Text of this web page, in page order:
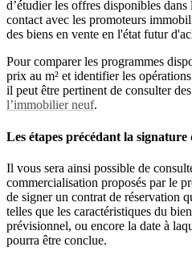
d’étudier les offres disponibles
contact avec les promoteurs
des biens en vente en l'état futur
Pour comparer les programmes
prix au m² et identifier les
il peut être pertinent de consulter des
l’immobilier neuf.
Les étapes précédant la
Il vous sera ainsi possible de
commercialisation proposés par le
de signer un contrat de réservation
telles que les caractéristiques du
prévisionnel, ou encore la date à
pourra être conclue.